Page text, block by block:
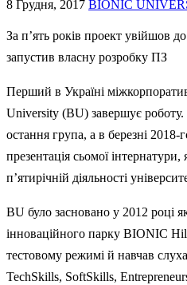
8 Грудня, 2017 BIONIC
За п’ять років проект увійшов
запустив власну розробку ПЗ
Перший в Україні
University (BU) завершує
остання група, а в березні 2018-
презентація сьомої
п’ятирічній діяльності
BU було засновано у 2012 році
інноваційного парку BIONIC
тестовому режимі й навчав
TechSkills, SoftSkills,